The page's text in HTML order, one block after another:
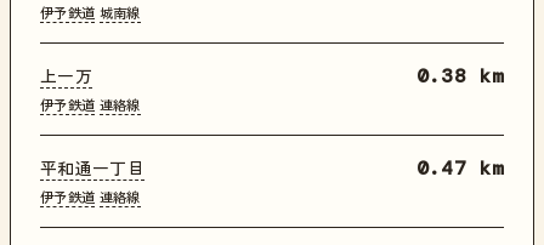
伊予鉄道 城南線
上一万
伊予鉄道 連絡線
0.38 km
平和通一丁目
伊予鉄道 連絡線
0.47 km